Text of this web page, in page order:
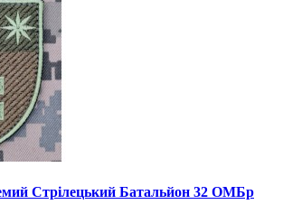
Стрілецький Батальйон 32 ОМБр